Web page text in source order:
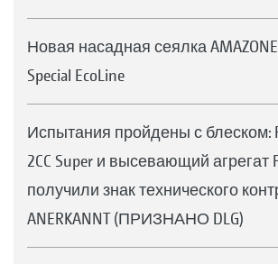
Новая насадная сеялка AMAZONE
Special EcoLine
Испытания пройдены с блеском:
2CC Super и высевающий агрегат
получили знак технического
ANERKANNT (ПРИЗНАНО DLG)